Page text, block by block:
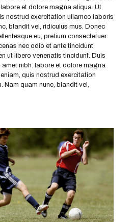
et dolore magna aliqua. Ut
nostrud exercitation ullamco laboris
blandit vel, ridiculus mus. Donec
eu, pretium consectetuer
nec odio et ante tincidunt
ut libero venenatis tincidunt. Duis
amet nibh. labore et dolore magna
quis nostrud exercitation
quam nunc, blandit vel,